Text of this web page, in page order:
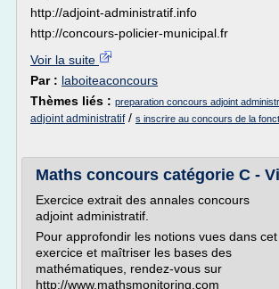
http://adjoint-administratif.info
http://concours-policier-municipal.fr
Voir la suite
Par : laboiteaconcours
Thèmes liés : preparation concours adjoint
adjoint administratif/ s inscrire au concours de la
Maths concours catégorie C -
Exercice extrait des annales concours
adjoint administratif.
Pour approfondir les notions vues dans cet
exercice et maîtriser les bases des
mathématiques, rendez-vous sur
http://www.mathsmonitoring.com